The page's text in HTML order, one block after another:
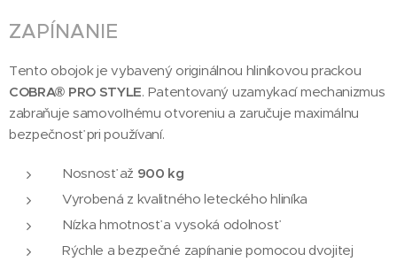
ZAPÍNANIE
Tento obojok je vybavený originálnou hliníkovou prackou
COBRA® PRO STYLE. Patentovaný uzamykací mechanizmus
zabraňuje samovoľnému otvoreniu a zaručuje maximálnu
bezpečnosť pri používaní.
Nosnosť až 900 kg
Vyrobená z kvalitného leteckého hliníka
Nízka hmotnosť a vysoká odolnosť
Rýchle a bezpečné zapínanie pomocou dvojitej